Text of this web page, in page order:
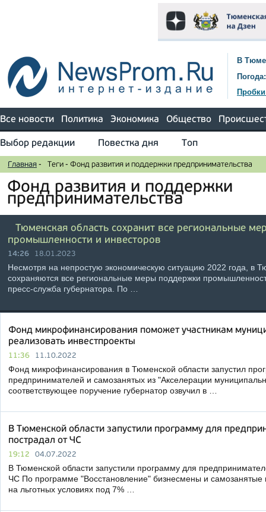
В
Погода:
Все новости Политика Экономика Общество
Выбор редакции Повестка дня Топ
Главная - Теги - Фонд развития и поддержки предпринимательства
Фонд развития и поддержки
предпринимательства
Тюменская область сохранит все региональные
промышленности и инвесторов
14:26 18.01.2023
Несмотря на непростую экономическую ситуацию 2022 года, в
сохраняются все региональные меры поддержки
пресс-служба губернатора. По …
Фонд микрофинансирования поможет участникам
реализовать инвестпроекты
11:36 11.10.2022
Фонд микрофинансирования в Тюменской области запустил
предпринимателей и самозанятых из "Акселерации
соответствующее поручение губернатор озвучил в …
В Тюменской области запустили программу для
пострадал от ЧС
19:12 04.07.2022
В Тюменской области запустили программу для
ЧС По программе "Восстановление" бизнесмены и самозанятые
на льготных условиях под 7% …